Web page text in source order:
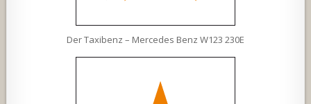
Der Taxibenz – Mercedes Benz W123 230E